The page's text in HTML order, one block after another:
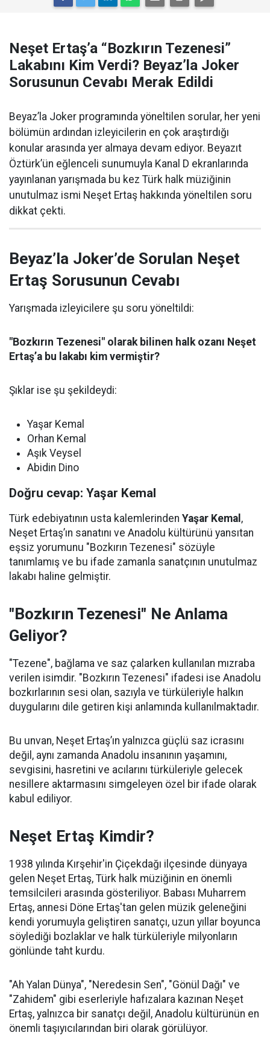
Neşet Ertaş’a “Bozkırın Tezenesi”
Lakabını Kim Verdi? Beyaz’la Joker
Sorusunun Cevabı Merak Edildi
Beyaz’la Joker programında yöneltilen sorular, her yeni
bölümün ardından izleyicilerin en çok araştırdığı
konular arasında yer almaya devam ediyor. Beyazıt
Öztürk’ün eğlenceli sunumuyla Kanal D ekranlarında
yayınlanan yarışmada bu kez Türk halk müziğinin
unutulmaz ismi Neşet Ertaş hakkında yöneltilen soru
dikkat çekti.
Beyaz’la Joker’de Sorulan Neşet
Ertaş Sorusunun Cevabı
Yarışmada izleyicilere şu soru yöneltildi:
"Bozkırın Tezenesi" olarak bilinen halk ozanı Neşet
Ertaş’a bu lakabı kim vermiştir?
Şıklar ise şu şekildeydi:
Yaşar Kemal
Orhan Kemal
Aşık Veysel
Abidin Dino
Doğru cevap: Yaşar Kemal
Türk edebiyatının usta kalemlerinden Yaşar Kemal ,
Neşet Ertaş’ın sanatını ve Anadolu kültürünü yansıtan
eşsiz yorumunu "Bozkırın Tezenesi" sözüyle
tanımlamış ve bu ifade zamanla sanatçının unutulmaz
lakabı haline gelmiştir.
"Bozkırın Tezenesi" Ne Anlama
Geliyor?
"Tezene", bağlama ve saz çalarken kullanılan mızraba
verilen isimdir. "Bozkırın Tezenesi" ifadesi ise Anadolu
bozkırlarının sesi olan, sazıyla ve türküleriyle halkın
duygularını dile getiren kişi anlamında kullanılmaktadır.
Bu unvan, Neşet Ertaş’ın yalnızca güçlü saz icrasını
değil, aynı zamanda Anadolu insanının yaşamını,
sevgisini, hasretini ve acılarını türküleriyle gelecek
nesillere aktarmasını simgeleyen özel bir ifade olarak
kabul ediliyor.
Neşet Ertaş Kimdir?
1938 yılında Kırşehir'in Çiçekdağı ilçesinde dünyaya
gelen Neşet Ertaş, Türk halk müziğinin en önemli
temsilcileri arasında gösteriliyor. Babası Muharrem
Ertaş, annesi Döne Ertaş'tan gelen müzik geleneğini
kendi yorumuyla geliştiren sanatçı, uzun yıllar boyunca
söylediği bozlaklar ve halk türküleriyle milyonların
gönlünde taht kurdu.
"Ah Yalan Dünya", "Neredesin Sen", "Gönül Dağı" ve
"Zahidem" gibi eserleriyle hafızalara kazınan Neşet
Ertaş, yalnızca bir sanatçı değil, Anadolu kültürünün en
önemli taşıyıcılarından biri olarak görülüyor.